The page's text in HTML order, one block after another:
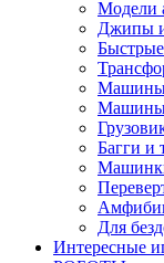
Модели
Джипы
Машины
Машины
Багги и
Для
Интересные